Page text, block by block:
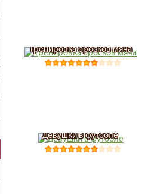
Тренировка бросков мяча
Девушки в футболе